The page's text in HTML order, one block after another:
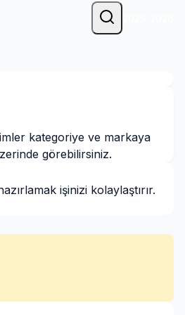
kategoriye ve markaya
görebilirsiniz.
işinizi kolaylaştırır.